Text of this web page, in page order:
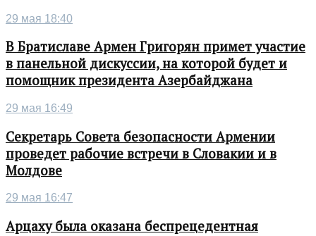
29 мая 18:40
В Братиславе Армен Григорян примет участие
в панельной дискуссии, на которой будет и
помощник президента Азербайджана
29 мая 16:49
Секретарь Совета безопасности Армении
проведет рабочие встречи в Словакии и в
Молдове
29 мая 16:47
Арцаху была оказана беспрецедентная